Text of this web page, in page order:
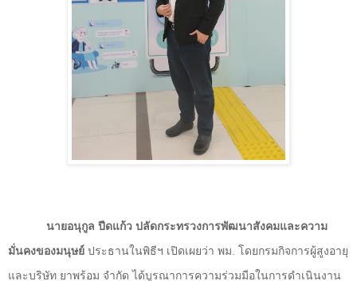
นายอนุกูล ปีดแก้ว ปลัดกระทรวงการพัฒนาสังคมและความ
มั่นคงของมนุษย์ ประธานในพิธีฯ เปิดเผยว่า พม. โดยกรมกิจการผู้สูงอายุ
และบริษัท ยาพร้อม จำกัด ได้บูรณาการความร่วมมือในการดำเนินงาน